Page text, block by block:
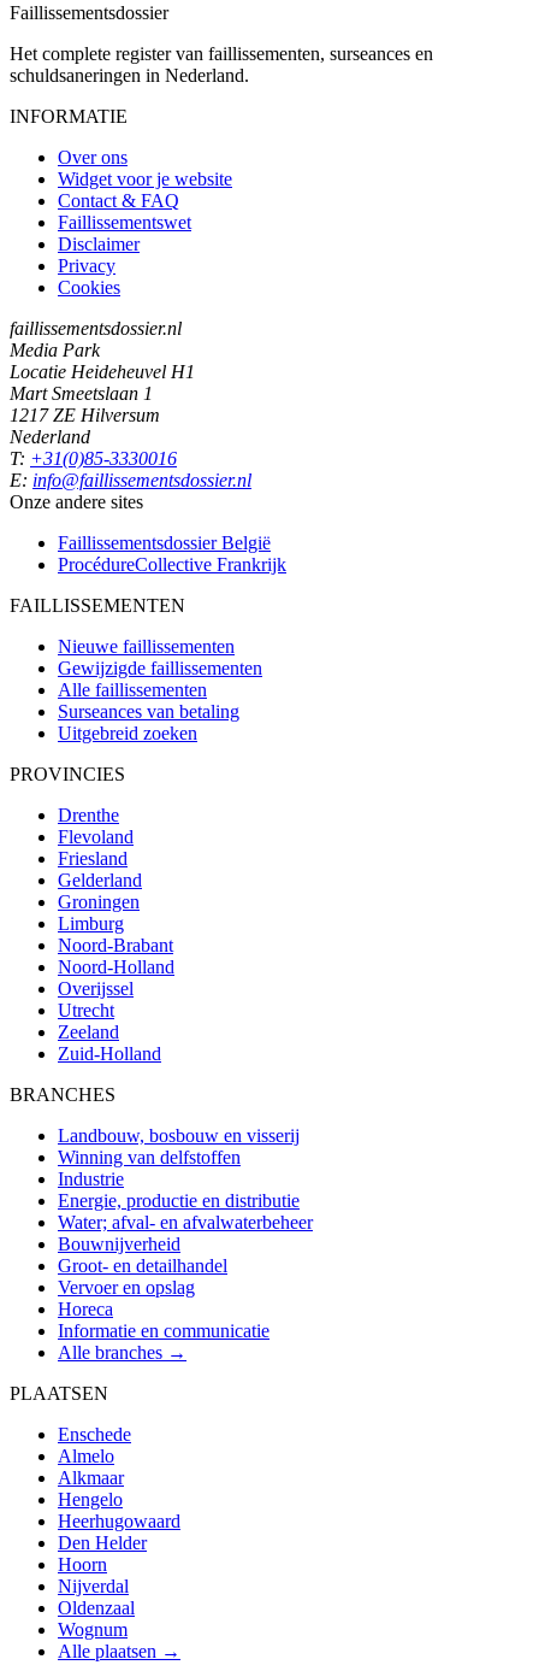
Faillissementsdossier
Het complete register van faillissementen, surseances en
schuldsaneringen in Nederland.
INFORMATIE
Over ons
Widget voor je website
Contact & FAQ
Faillissementswet
Disclaimer
Privacy
Cookies
faillissementsdossier.nl
Media Park
Locatie Heideheuvel H1
Mart Smeetslaan 1
1217 ZE Hilversum
Nederland
T: +31(0)85-3330016
E: info@faillissementsdossier.nl
Onze andere sites
Faillissementsdossier België
ProcédureCollective Frankrijk
FAILLISSEMENTEN
Nieuwe faillissementen
Gewijzigde faillissementen
Alle faillissementen
Surseances van betaling
Uitgebreid zoeken
PROVINCIES
Drenthe
Flevoland
Friesland
Gelderland
Groningen
Limburg
Noord-Brabant
Noord-Holland
Overijssel
Utrecht
Zeeland
Zuid-Holland
BRANCHES
Landbouw, bosbouw en visserij
Winning van delfstoffen
Industrie
Energie, productie en distributie
Water; afval- en afvalwaterbeheer
Bouwnijverheid
Groot- en detailhandel
Vervoer en opslag
Horeca
Informatie en communicatie
Alle branches →
PLAATSEN
Enschede
Almelo
Alkmaar
Hengelo
Heerhugowaard
Den Helder
Hoorn
Nijverdal
Oldenzaal
Wognum
Alle plaatsen →